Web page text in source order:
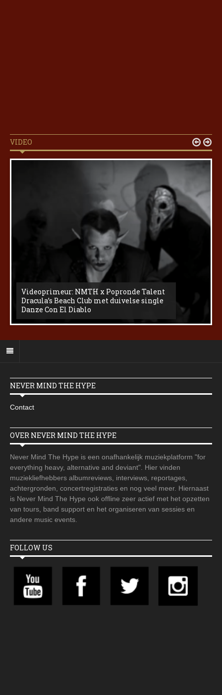
VIDEO
Videoprimeur: NMTH x Popronde Talent
Dracula’s Beach Club met duivelse single
Danze Con El Diablo
 
NEVER MIND THE HYPE
Contact
OVER NEVER MIND THE HYPE
Never Mind The Hype is een onafhankelijk muziekplatform "for
everything heavy, alternative and deviant". Hier vinden
muziekliefhebbers albumreviews, interviews, reportages,
achtergronden, concertregistraties en nog veel meer. Hiernaast
is Never Mind The Hype ook offline zeer actief met het opzetten
van tours, band support en het organiseren van sessies en
andere music events.
FOLLOW US